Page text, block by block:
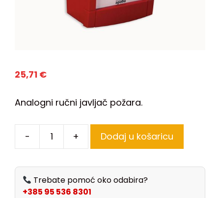
25,71 €
Analogni ručni javljač požara.
- + Dodaj u košaricu
Trebate pomoć oko odabira?
+385 95 536 8301